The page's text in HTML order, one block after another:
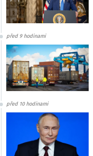
před 9 hodinami
před 10 hodinami